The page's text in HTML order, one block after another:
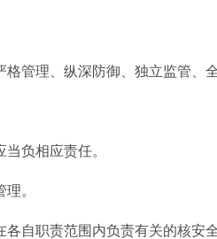
理、纵深防御、独立监管、全
负相应责任。
。
职责范围内负责有关的核安全